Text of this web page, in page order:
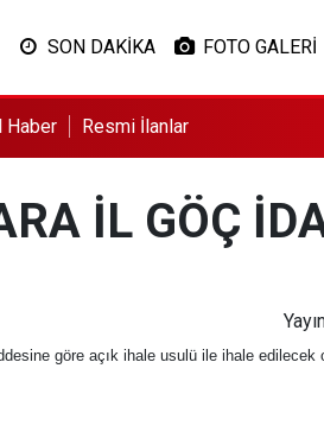
SON DAKİKA FOTO GALERİ
Haber Resmi İlanlar
İL GÖÇ
göre açık ihale usulü ile ihale